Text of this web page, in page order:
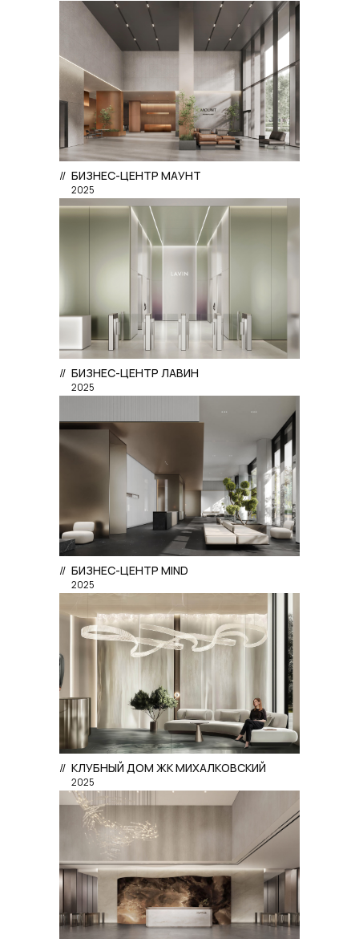
БИЗНЕС-ЦЕНТР МАУНТ
//
2025
БИЗНЕС-ЦЕНТР ЛАВИН
//
2025
БИЗНЕС-ЦЕНТР MIND
//
2025
КЛУБНЫЙ ДОМ ЖК МИХАЛКОВСКИЙ
//
2025